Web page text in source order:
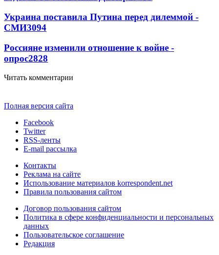
Украина поставила Путина перед дилеммой -
СМИ3094
Россияне изменили отношение к войне -
опрос2828
Читать комментарии
Полная версия сайта
Facebook
Twitter
RSS-ленты
E-mail рассылка
Контакты
Реклама на сайте
Использование материалов korrespondent.net
Правила пользования сайтом
Договор пользования сайтом
Политика в сфере конфиденциальности и персональных
данных
Пользовательское соглашение
Редакция